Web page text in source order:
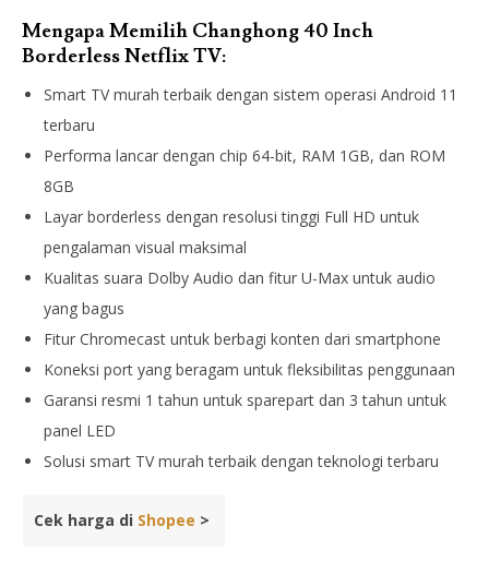
Mengapa Memilih Changhong 40 Inch
Borderless Netflix TV:
Smart TV murah terbaik dengan sistem operasi Android 11
terbaru
Performa lancar dengan chip 64-bit, RAM 1GB, dan ROM
8GB
Layar borderless dengan resolusi tinggi Full HD untuk
pengalaman visual maksimal
Kualitas suara Dolby Audio dan fitur U-Max untuk audio
yang bagus
Fitur Chromecast untuk berbagi konten dari smartphone
Koneksi port yang beragam untuk fleksibilitas penggunaan
Garansi resmi 1 tahun untuk sparepart dan 3 tahun untuk
panel LED
Solusi smart TV murah terbaik dengan teknologi terbaru
Cek harga di Shopee >